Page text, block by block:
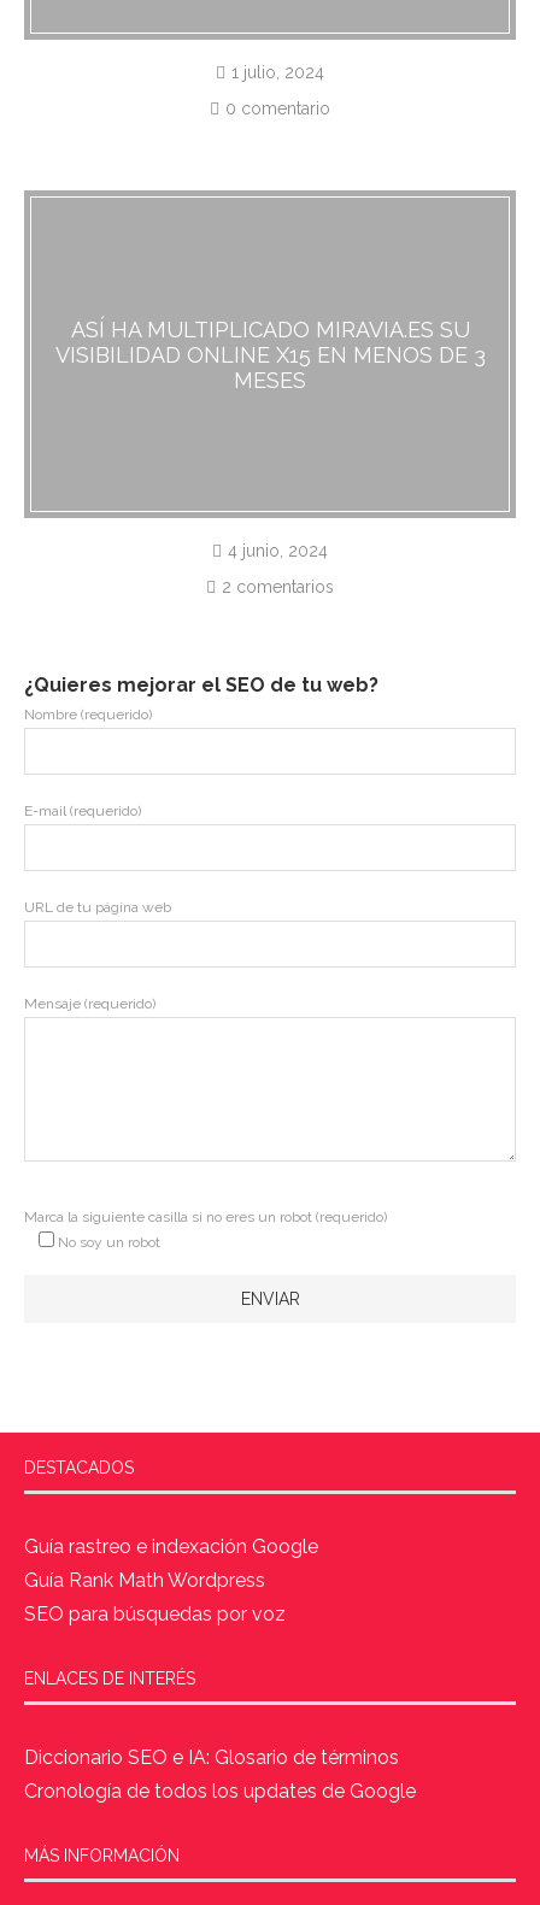
1 julio, 2024
0 comentario
ASÍ HA MULTIPLICADO MIRAVIA.ES SU
VISIBILIDAD ONLINE X15 EN MENOS DE 3
MESES
4 junio, 2024
2 comentarios
¿Quieres mejorar el SEO de tu web?
Nombre (requerido)
E-mail (requerido)
URL de tu página web
Mensaje (requerido)
Marca la siguiente casilla si no eres un robot (requerido)
No soy un robot
DESTACADOS
Guía rastreo e indexación Google
Guía Rank Math Wordpress
SEO para búsquedas por voz
ENLACES DE INTERÉS
Diccionario SEO e IA: Glosario de términos
Cronología de todos los updates de Google
MÁS INFORMACIÓN